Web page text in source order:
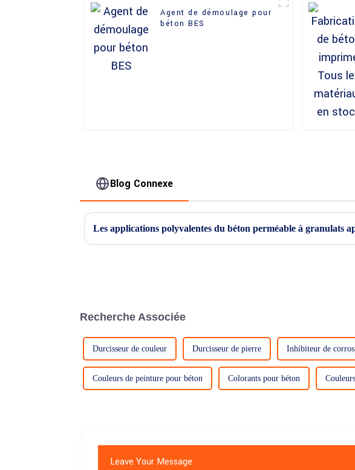
Agent de démoulage pour
béton BES
Blog Connexe
Recherche Associée
Durcisseur de couleur Durcisseur de pierre Inhibiteur de
Couleurs de peinture pour béton Colorants pour béton
Leave Your Message